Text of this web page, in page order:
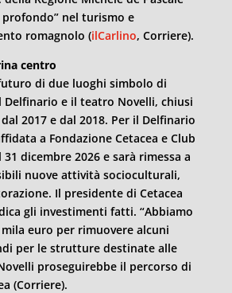
profondo” nel turismo e
romagnolo (ilCarlino, Corriere).
centro
di due luoghi simbolo di
Delfinario e il teatro Novelli, chiusi
2017 e dal 2018. Per il Delfinario
a Fondazione Cetacea e Club
dicembre 2026 e sarà rimessa a
nuove attività socioculturali,
Il presidente di Cetacea
gli investimenti fatti. “Abbiamo
euro per rimuovere alcuni
per le strutture destinate alle
proseguirebbe il percorso di
(Corriere).